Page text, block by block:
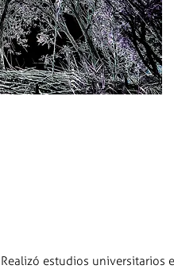
estudios universitarios